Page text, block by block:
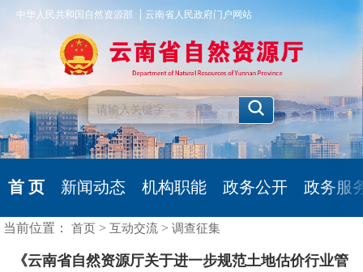
中华人民共和国自然资源部 |云南省人民政府门户网站
首 页 新闻动态 机构职能 政务公开 政务服
当前位置：首页 > 互动交流 >调查征集
《云南省自然资源厅关于进一步规范土地估价行业管